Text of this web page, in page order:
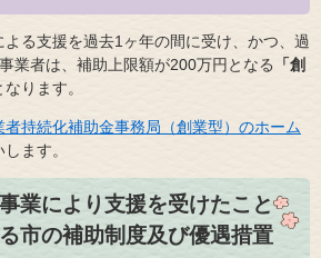
る支援を過去1ヶ年の間に受け、かつ、過
業者は、補助上限額が200万円となる
「創
ります。
者持続化補助金事務局（創業型）のホーム
ます。
業により支援を受けたこと
市の補助制度及び優遇措置